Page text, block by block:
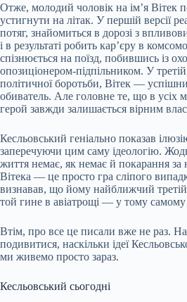
Отже, молодий чоловік на ім’я Вітек
устигнути на літак. У першій версії
потяг, знайомиться в дорозі з
і в результаті робить кар’єру в
спізнюється на поїзд, побившись із
опозиціонером-підпільником. У
політичної боротьби, Вітек —
обиватель. Але головне те, що в усіх
герой завжди залишається вірним
Кесльовський геніально показав
заперечуючи цим саму ідеологію.
життя немає, як немає й покарання за
Вітека — це просто гра сліпого
визнавав, що йому найближчий третій
той гине в авіатрощі — у тому самому
Втім, про все це писали вже не раз.
подивитися, наскільки ідеї
ми живемо просто зараз.
Кесльовський сьогодні